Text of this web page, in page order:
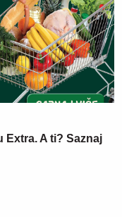
Extra. A ti? Saznaj